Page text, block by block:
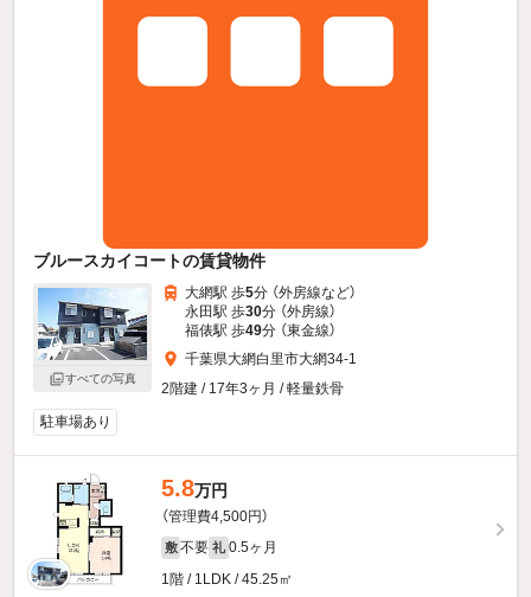
ブルースカイコートの賃貸物件
すべての写真
大網駅 歩5分 （外房線など）
永田駅 歩30分 （外房線）
福俵駅 歩49分 （東金線）
千葉県大網白里市大網34-1
2階建 / 17年3ヶ月 / 軽量鉄骨
駐車場あり
5.8万円
（管理費4,500円）
敷 不要 礼 0.5ヶ月
1階 / 1LDK / 45.25㎡